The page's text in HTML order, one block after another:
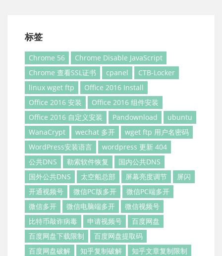
标签
Chrome 56
Chrome Disable JavaScript
Chrome 查看SSL证书
cpanel
CTB-Locker
linux wget ftp
Office 2016 Install
Office 2016 安装
Office 2016 组件安装
Office 2016 自定义安装
Pandownload
ubuntu
WanaCrypt
wechat 多开
wget ftp 用户名密码
WordPress安装语言
wordpress 更新 404
公共DNS
勒索软件恢复
国内公共DNS
国外公共DNS
太空船总部 屏幕亮度调节
屏闪
开通视频号
微信PC版多开
微信PC端多开
微信多开
微信电脑端多开
微信视频号
比特币敲诈病毒
申请视频号
百度网盘
百度网盘下载限制
百度网盘提取码
百度网盘破解
知乎复制破解
知乎文章复制限制